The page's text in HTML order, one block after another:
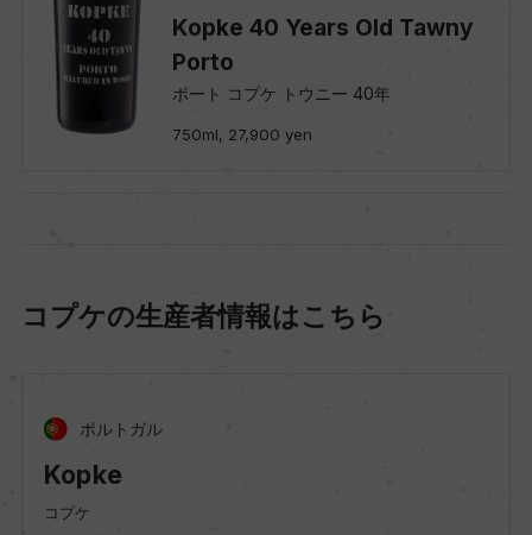
Kopke 40 Years Old Tawny
Porto
ポート コプケ トウニー 40年
750ml, 27,900 yen
コプケの生産者情報はこちら
ポルトガル
Kopke
コプケ